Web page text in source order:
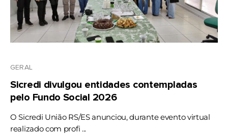
GERAL
Sicredi divulgou entidades contempladas
pelo Fundo Social 2026
O Sicredi União RS/ES anunciou, durante evento virtual
realizado com profi ...